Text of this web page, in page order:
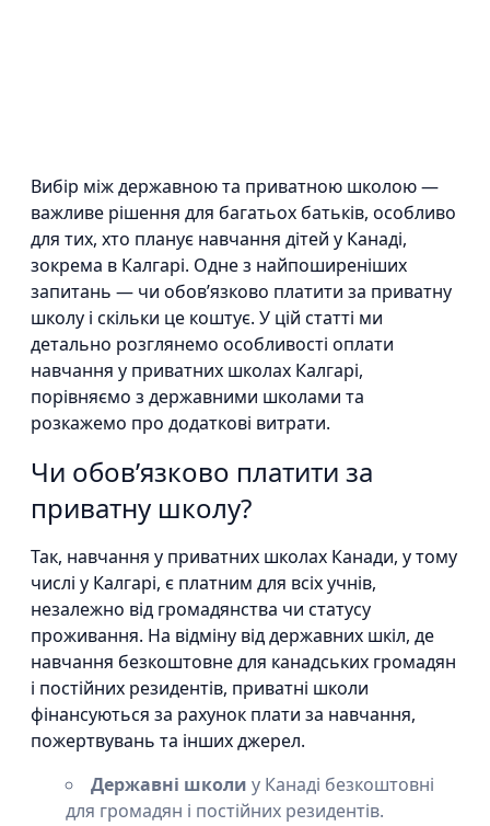
Вибір між державною та приватною школою —
важливе рішення для багатьох батьків, особливо
для тих, хто планує навчання дітей у Канаді,
зокрема в Калгарі. Одне з найпоширеніших
запитань — чи обов’язково платити за приватну
школу і скільки це коштує. У цій статті ми
детально розглянемо особливості оплати
навчання у приватних школах Калгарі,
порівняємо з державними школами та
розкажемо про додаткові витрати.
Чи обов’язково платити за
приватну школу?
Так, навчання у приватних школах Канади, у тому
числі у Калгарі, є платним для всіх учнів,
незалежно від громадянства чи статусу
проживання. На відміну від державних шкіл, де
навчання безкоштовне для канадських громадян
і постійних резидентів, приватні школи
фінансуються за рахунок плати за навчання,
пожертвувань та інших джерел.
Державні школи у Канаді безкоштовні
для громадян і постійних резидентів.